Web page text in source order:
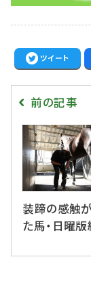
ツイート
前の記事
装蹄の感触
た馬・日曜